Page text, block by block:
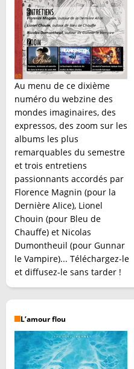
Au menu de ce dixième
numéro du webzine des
mondes imaginaires, des
expressos, des zoom sur les
albums les plus
remarquables du semestre
et trois entretiens
passionnants accordés par
Florence Magnin (pour la
Dernière Alice), Lionel
Chouin (pour Bleu de
Chauffe) et Nicolas
Dumontheuil (pour Gunnar
le Vampire)... Téléchargez-le
et diffusez-le sans tarder !
L’amour flou